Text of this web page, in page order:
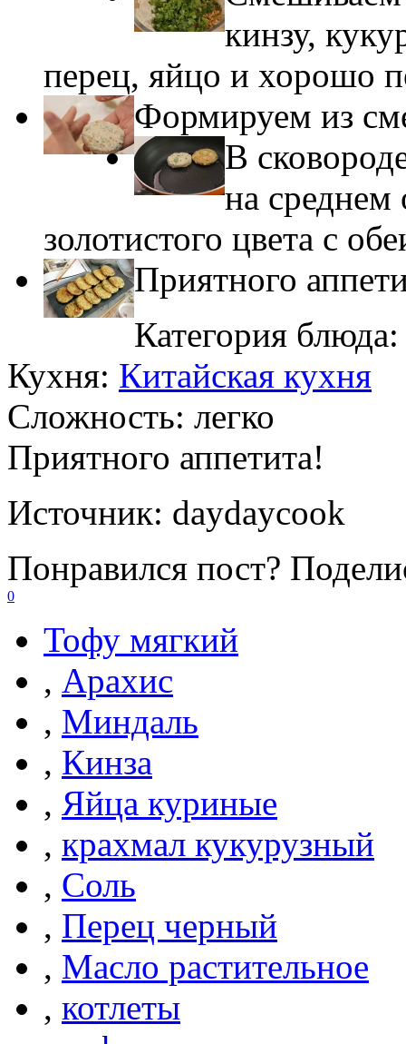
кинзу,
перец, яйцо и хорошо
Формируем из
В
на среднем
золотистого цвета с
Приятного
Категория
Кухня: Китайская кухня
Сложность: легко
Приятного аппетита!
Источник: daydaycook
Понравился пост?
0
Тофу мягкий
, Арахис
, Миндаль
, Кинза
, Яйца куриные
, крахмал кукурузный
, Соль
, Перец черный
, Масло растительное
, котлеты